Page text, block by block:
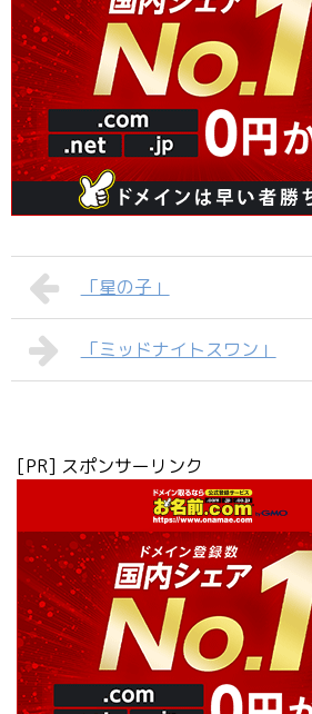
「星の子」
「ミッドナイトスワン」
[PR] スポンサーリンク